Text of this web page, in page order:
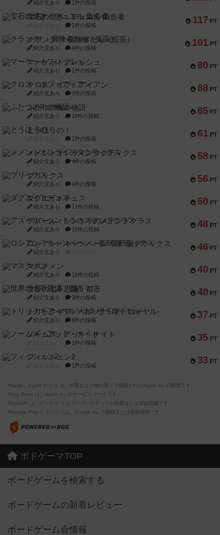
紹介文あり 1件の投稿
117 PT
宝石の煌き：デュエル 偽造者
1件の投稿
101 PT
クランク! ：冒険者たち（拡張）
紹介文あり 4件の投稿
80 PT
マーケットフレッシュ
紹介文あり 1件の投稿
68 PT
クロス・オブ・アイアン
紹介文あり 3件の投稿
65 PT
ふたつの街の物語
紹介文あり 18件の投稿
61 PT
とうほうの！
1件の投稿
58 PT
メメントオンラインタクティクス
紹介文あり 4件の投稿
56 PT
ブリックス
紹介文あり 4件の投稿
50 PT
ダグエイトチェス
紹介文あり 11件の投稿
48 PT
アズール：シントラのステンドグラス
紹介文あり 18件の投稿
46 PT
ロシアン・キャンペーン：第5版デラックス
紹介文あり
40 PT
マスクメン
紹介文あり 16件の投稿
40 PT
世界の七不思議：都市
紹介文あり 3件の投稿
37 PT
トリックギア - ペルソナ5 ザ・ロイヤル-
紹介文あり 6件の投稿
35 PT
ノームズ・アット・ナイト
1件の投稿
33 PT
フィッシェン2
1件の投稿
※Apple、Apple のロゴ は、米国および他の国々で登録されたApple Inc.の商標です。
※App Store は、Apple Inc.のサービスマークです。
※Android は、グーグル インコーポレイテッドの商標または登録商標です。
※Google Play とそのロゴは、Google Inc.の商標または登録商標です。
ボドゲーマTOP
ボードゲームを検索する
ボードゲームの新着レビュー
ボードゲーム会情報